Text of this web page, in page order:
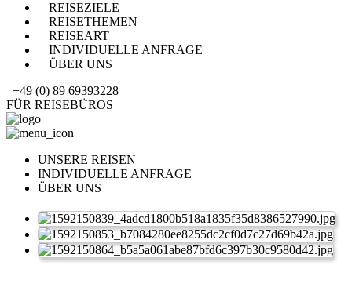
REISEZIELE
REISETHEMEN
REISEART
INDIVIDUELLE ANFRAGE
ÜBER UNS
+49 (0) 89 69393228
FÜR REISEBÜROS
UNSERE REISEN
INDIVIDUELLE ANFRAGE
ÜBER UNS